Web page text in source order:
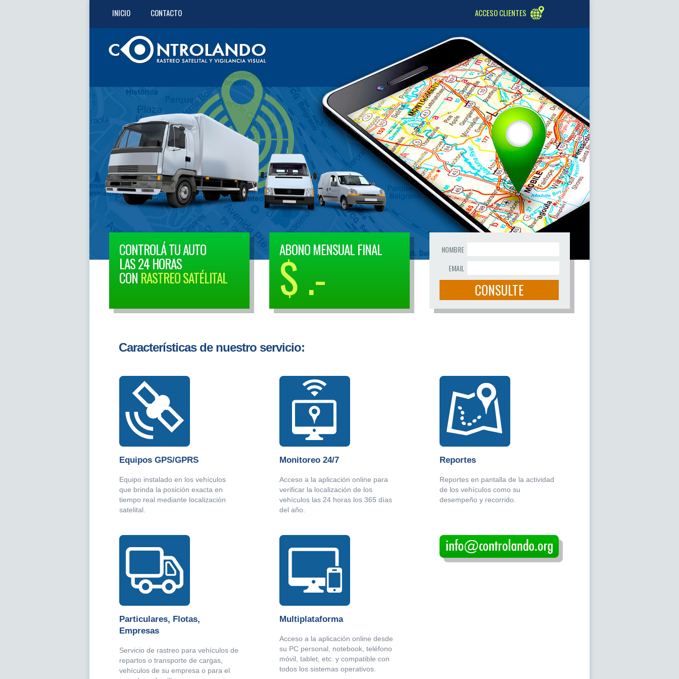
INICIO CONTACTO ACCESO CLIENTES
CONTROLÁ TU AUTO
LAS 24 HORAS
CON RASTREO SATÉLITAL
ABONO MENSUAL FINAL
$ .-
NOMBRE
EMAIL
Características de nuestro servicio:
Equipos GPS/GPRS
Equipo instalado en los vehículos
que brinda la posición exacta en
tiempo real mediante localización
satelital.
Monitoreo 24/7
Acceso a la aplicación online para
verificar la localización de los
vehículos las 24 horas los 365 días
del año.
Reportes
Reportes en pantalla de la actividad
de los vehículos como su
desempeño y recorrido.
Particulares, Flotas,
Empresas
Servicio de rastreo para vehículos de
repartos o transporte de cargas,
vehículos de su empresa o para el
Multiplataforma
Acceso a la aplicación online desde
su PC personal, notebook, teléfono
móvil, tablet, etc. y compatible con
todos los sistemas operativos.